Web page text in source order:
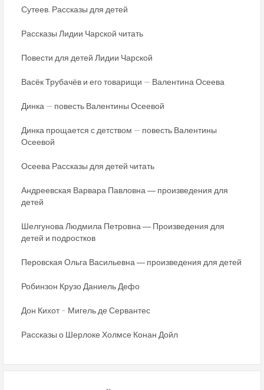
Сутеев. Рассказы для детей
Рассказы Лидии Чарской читать
Повести для детей Лидии Чарской
Васёк Трубачёв и его товарищи — Валентина Осеева
Динка — повесть Валентины Осеевой
Динка прощается с детством — повесть Валентины
Осеевой
Осеева Рассказы для детей читать
Андреевская Варвара Павловна ― произведения для
детей
Шелгунова Людмила Петровна ― Произведения для
детей и подростков
Перовская Ольга Васильевна ― произведения для детей
Робинзон Крузо Даниель Дефо
Дон Кихот – Мигель де Сервантес
Рассказы о Шерлоке Холмсе Конан Дойл